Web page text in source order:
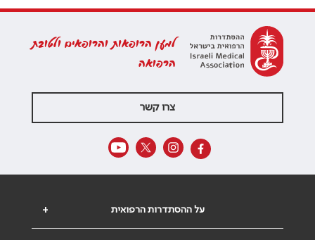
למען הרופאות והרופאים ולטובת
הרפואה
צרו קשר
+ על ההסתדרות הרפואית